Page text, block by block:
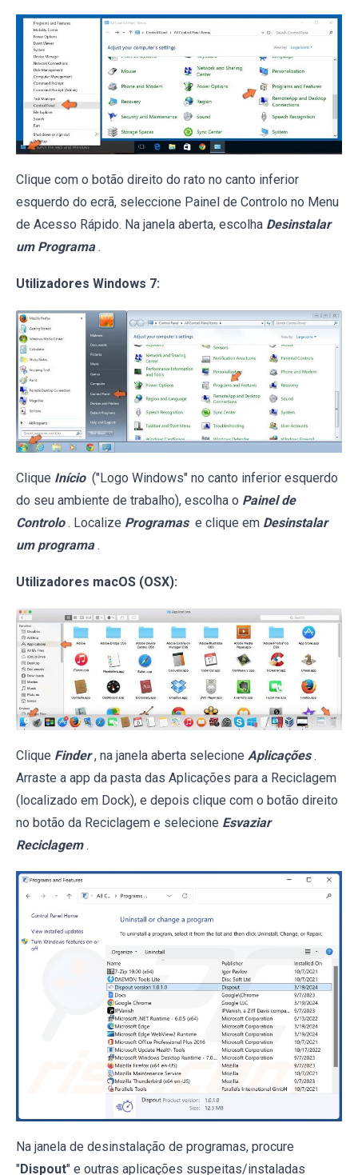
Clique com o botão direito do rato no canto inferior
esquerdo do ecrã, seleccione Painel de Controlo no Menu
de Acesso Rápido. Na janela aberta, escolha Desinstalar
um Programa .
Utilizadores Windows 7:
Clique Início ("Logo Windows" no canto inferior esquerdo
do seu ambiente de trabalho), escolha o Painel de
Controlo . Localize Programas e clique em Desinstalar
um programa .
Utilizadores macOS (OSX):
Clique Finder , na janela aberta selecione Aplicações .
Arraste a app da pasta das Aplicações para a Reciclagem
(localizado em Dock), e depois clique com o botão direito
no botão da Reciclagem e selecione Esvaziar
Reciclagem .
Na janela de desinstalação de programas, procure
"Dispout" e outras aplicações suspeitas/instaladas